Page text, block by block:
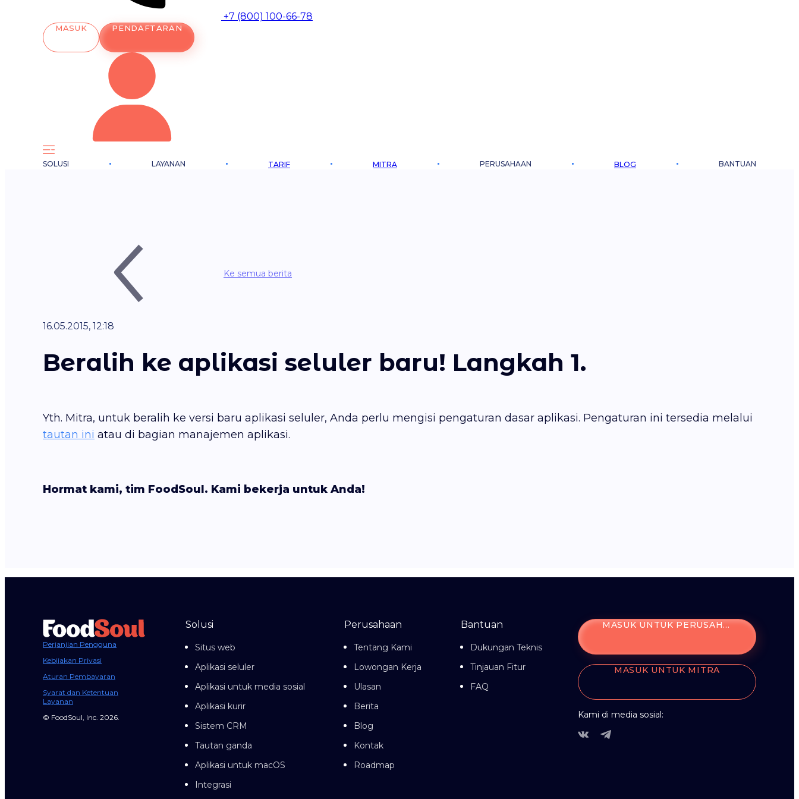
+7 (800) 100-66-78
MASUK PENDAFTARAN
SOLUSI LAYANAN TARIF MITRA PERUSAHAAN BLOG BANTUAN
Ke semua berita
16.05.2015, 12:18
Beralih ke aplikasi seluler baru! Langkah 1.
Yth. Mitra, untuk beralih ke versi baru aplikasi seluler, Anda perlu mengisi pengaturan dasar aplikasi. Pengaturan ini tersedia melalui
tautan ini atau di bagian manajemen aplikasi.
Hormat kami, tim FoodSoul. Kami bekerja untuk Anda!
Perjanjian Pengguna
Kebijakan Privasi
Aturan Pembayaran
Syarat dan Ketentuan
Layanan
© FoodSoul, Inc. 2026.
Solusi
Situs web
Aplikasi seluler
Aplikasi untuk media sosial
Aplikasi kurir
Sistem CRM
Tautan ganda
Aplikasi untuk macOS
Integrasi
Perusahaan
Tentang Kami
Lowongan Kerja
Ulasan
Berita
Blog
Kontak
Roadmap
Bantuan
Dukungan Teknis
Tinjauan Fitur
FAQ
MASUK UNTUK PERUSAHAAN
MASUK UNTUK MITRA
Kami di media sosial: